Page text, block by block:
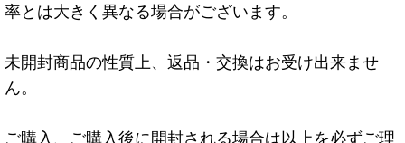
率とは大きく異なる場合がございます。
未開封商品の性質上、返品・交換はお受け出来ませ
ん。
ご購入、ご購入後に開封される場合は以上を必ずご理